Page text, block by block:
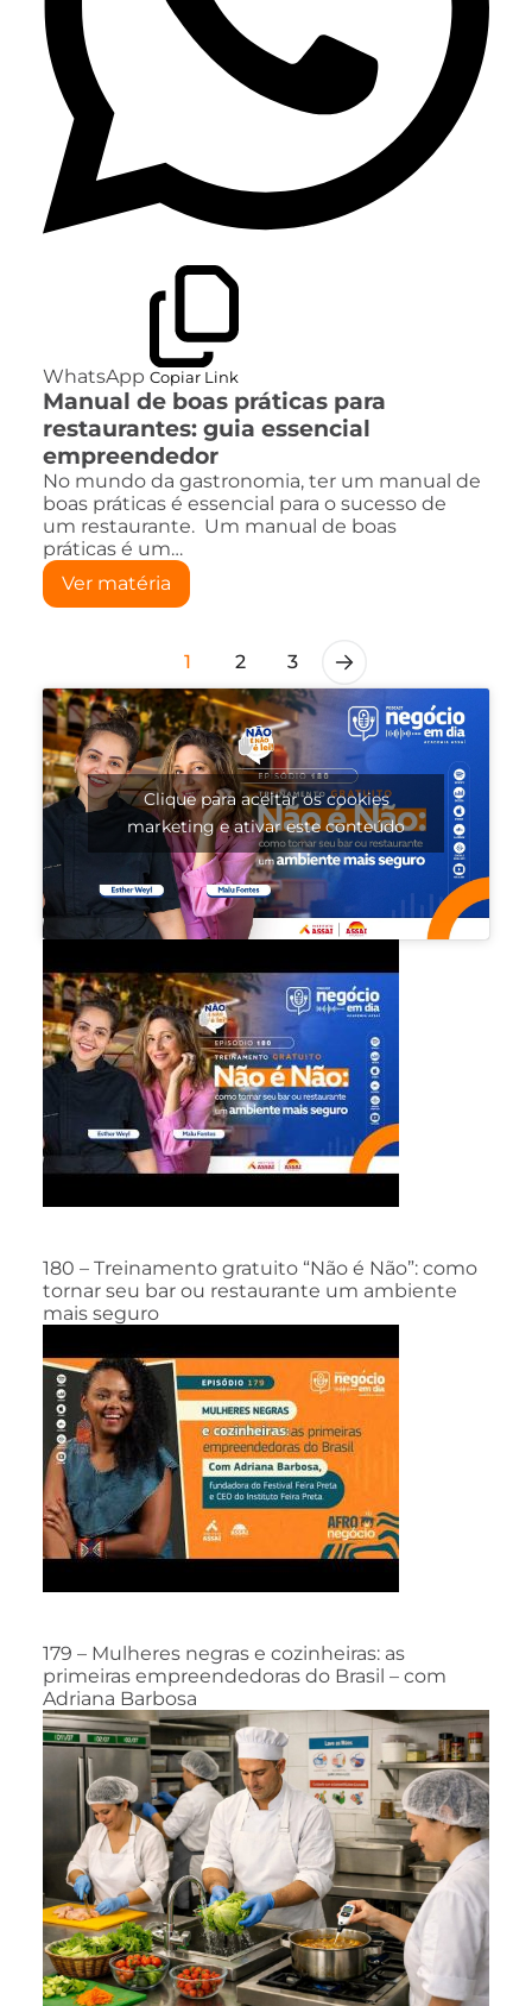
WhatsApp Copiar Link
Manual de boas práticas para
restaurantes: guia essencial
empreendedor
No mundo da gastronomia, ter um manual de
boas práticas é essencial para o sucesso de
um restaurante. Um manual de boas
práticas é um…
Ver matéria
1 2 3
Clique para aceitar os cookies
marketing e ativar este conteúdo
180 – Treinamento gratuito “Não é Não”: como
tornar seu bar ou restaurante um ambiente
mais seguro
179 – Mulheres negras e cozinheiras: as
primeiras empreendedoras do Brasil – com
Adriana Barbosa